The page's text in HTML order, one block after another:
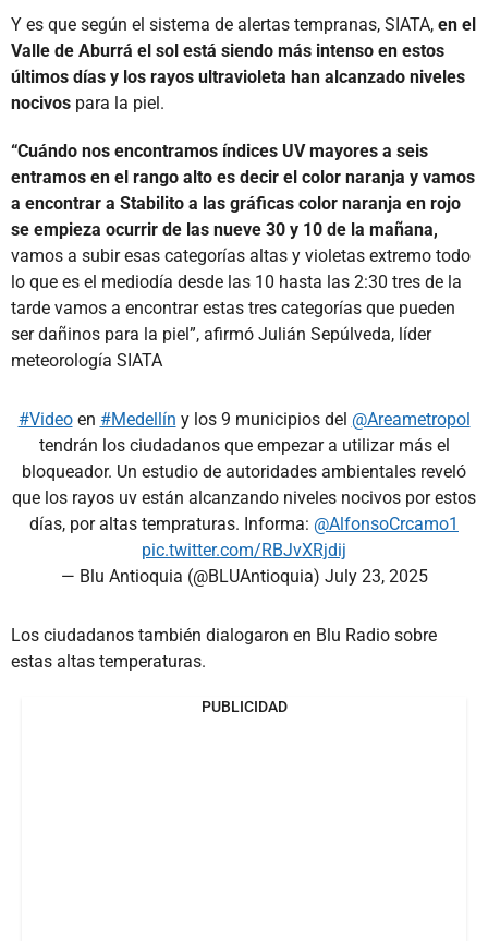
Y es que según el sistema de alertas tempranas, SIATA, en el
Valle de Aburrá el sol está siendo más intenso en estos
últimos días y los rayos ultravioleta han alcanzado niveles
nocivos para la piel.
“Cuándo nos encontramos índices UV mayores a seis
entramos en el rango alto es decir el color naranja y vamos
a encontrar a Stabilito a las gráficas color naranja en rojo
se empieza ocurrir de las nueve 30 y 10 de la mañana,
vamos a subir esas categorías altas y violetas extremo todo
lo que es el mediodía desde las 10 hasta las 2:30 tres de la
tarde vamos a encontrar estas tres categorías que pueden
ser dañinos para la piel”, afirmó Julián Sepúlveda, líder
meteorología SIATA
#Videoen #Medellín y los 9 municipios del @Areametropol
tendrán los ciudadanos que empezar a utilizar más el
bloqueador. Un estudio de autoridades ambientales reveló
que los rayos uv están alcanzando niveles nocivos por estos
días, por altas tempraturas. Informa: @AlfonsoCrcamo1
pic.twitter.com/RBJvXRjdij
— Blu Antioquia (@BLUAntioquia) July 23, 2025
Los ciudadanos también dialogaron en Blu Radio sobre
estas altas temperaturas.
PUBLICIDAD